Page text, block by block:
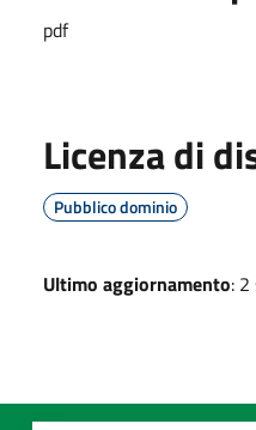
pdf
Licenza di
Pubblico dominio
Ultimo aggiornamento: